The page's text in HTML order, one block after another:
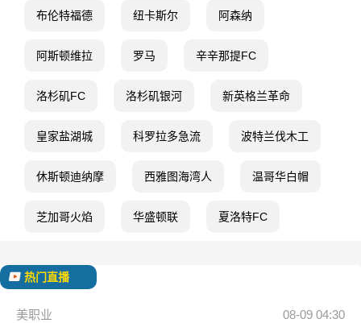
布伦特福德 纽卡斯尔 阿森纳
阿斯顿维拉 罗马 辛辛那提FC
洛杉矶FC 洛杉矶银河 新英格兰革命
皇家盐湖城 科罗拉多急流 波特兰伐木工
休斯顿迪纳摩 西雅图海湾人 温哥华白帽
芝加哥火焰 华盛顿联 夏洛特FC
热门直播
美职业 08-09 04:30